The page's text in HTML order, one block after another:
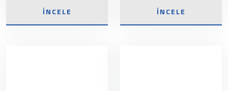
İNCELE İNCELE